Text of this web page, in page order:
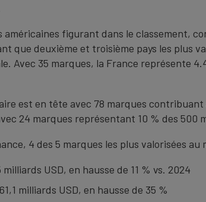
américaines figurant dans le classement,
que deuxième et troisième pays les plus
Avec 35 marques, la France représente
est en tête avec 78 marques
24 marques représentant 10 % des 500
4 des 5 marques les plus valorisées
USD, en hausse de 11 % vs. 2024
milliards USD, en hausse de 35 %